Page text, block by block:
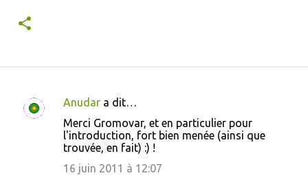
C
Anudar a dit…
Merci Gromovar, et en particulier pour
l'introduction, fort bien menée (ainsi que
trouvée, en fait) :) !
16 juin 2011 à 12:07